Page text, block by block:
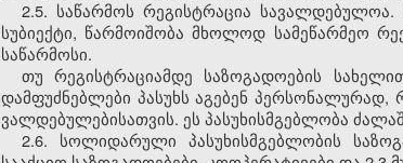
2.5. საწარმოს რეგისტრაცია
სუბიექტი, წარმოიშობა მხოლოდ სამეწარმეო
საწარმოსი.
თუ რეგისტრაციამდე საზოგადოების
დამფუძნებლები პასუხს აგებენ
ვალდებულებისათვის. ეს პასუხისმგებლობა
2.6. სოლიდარული პასუხისმგებლობის